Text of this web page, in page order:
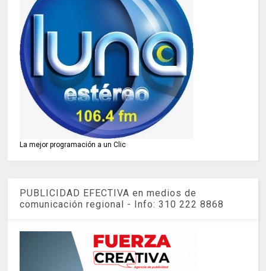
La mejor programación a un Clic
PUBLICIDAD EFECTIVA en medios de
comunicación regional - Info: 310 222 8868